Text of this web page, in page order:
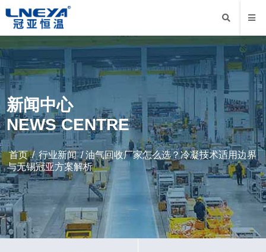
新闻中心
NEWS CENTRE
首页/行业新闻/ 油气回收厂家怎么选？冷凝技术适用边界
与无锡冠亚方案解析